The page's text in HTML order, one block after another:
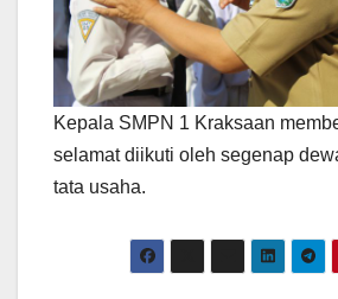
Kepala SMPN 1 Kraksaan
selamat diikuti oleh segenap
tata usaha.